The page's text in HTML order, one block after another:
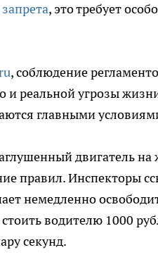
, это требует
, соблюдение
и реальной угрозы
главными
двигатель
правил. Инспекторы
немедленно
водителю 1000
секунд.